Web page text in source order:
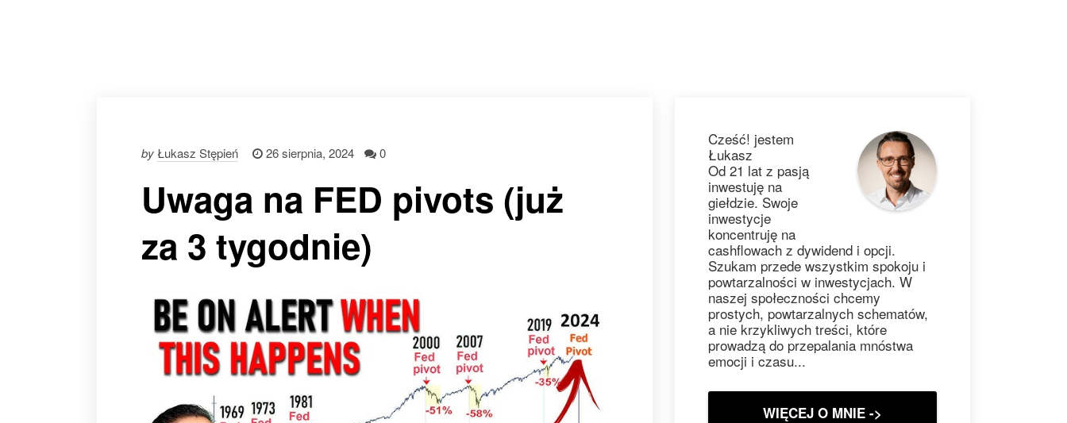
byŁukasz Stępień 26 sierpnia, 2024 0
Uwaga na FED pivots (już
za 3 tygodnie)
Cześć! jestem
Łukasz
Od 21 lat z pasją
inwestuję na
giełdzie. Swoje
inwestycje
koncentruję na
cashflowach z dywidend i opcji.
Szukam przede wszystkim spokoju i
powtarzalności w inwestycjach. W
naszej społeczności chcemy
prostych, powtarzalnych schematów,
a nie krzykliwych treści, które
prowadzą do przepalania mnóstwa
emocji i czasu...
WIĘCEJ O MNIE ->